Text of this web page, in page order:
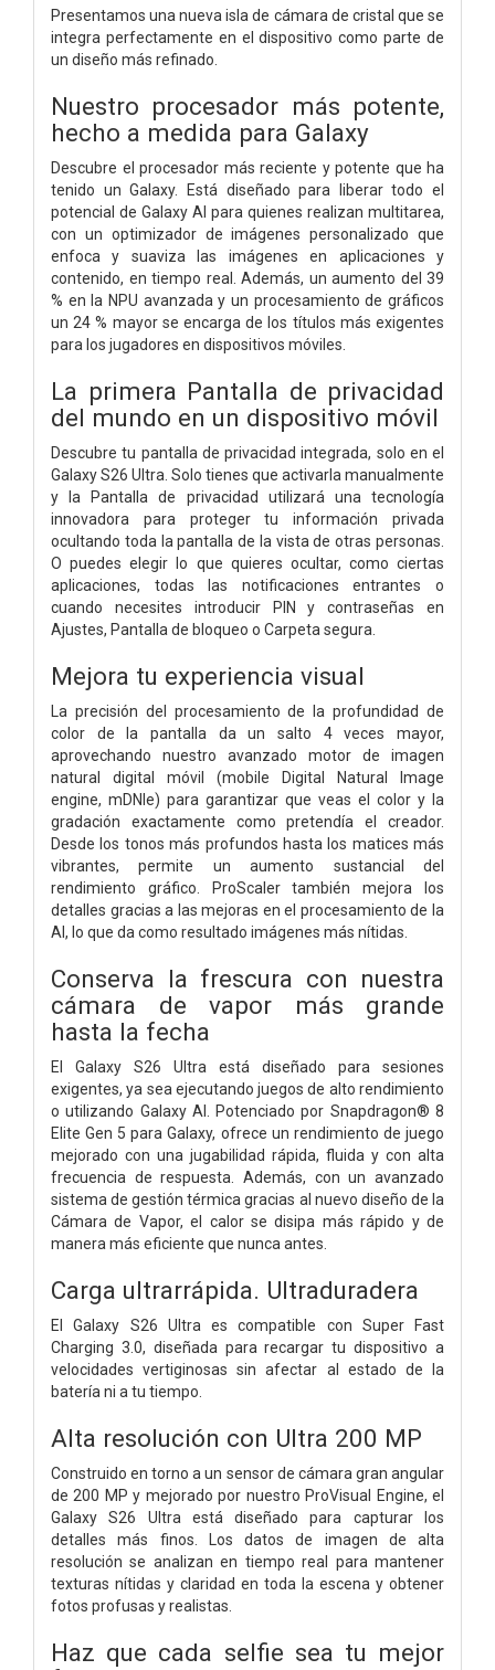
Presentamos una nueva isla de cámara de cristal que se
integra perfectamente en el dispositivo como parte de
un diseño más refinado.
Nuestro procesador más potente,
hecho a medida para Galaxy
Descubre el procesador más reciente y potente que ha
tenido un Galaxy. Está diseñado para liberar todo el
potencial de Galaxy AI para quienes realizan multitarea,
con un optimizador de imágenes personalizado que
enfoca y suaviza las imágenes en aplicaciones y
contenido, en tiempo real. Además, un aumento del 39
% en la NPU avanzada y un procesamiento de gráficos
un 24 % mayor se encarga de los títulos más exigentes
para los jugadores en dispositivos móviles.
La primera Pantalla de privacidad
del mundo en un dispositivo móvil
Descubre tu pantalla de privacidad integrada, solo en el
Galaxy S26 Ultra. Solo tienes que activarla manualmente
y la Pantalla de privacidad utilizará una tecnología
innovadora para proteger tu información privada
ocultando toda la pantalla de la vista de otras personas.
O puedes elegir lo que quieres ocultar, como ciertas
aplicaciones, todas las notificaciones entrantes o
cuando necesites introducir PIN y contraseñas en
Ajustes, Pantalla de bloqueo o Carpeta segura.
Mejora tu experiencia visual
La precisión del procesamiento de la profundidad de
color de la pantalla da un salto 4 veces mayor,
aprovechando nuestro avanzado motor de imagen
natural digital móvil (mobile Digital Natural Image
engine, mDNIe) para garantizar que veas el color y la
gradación exactamente como pretendía el creador.
Desde los tonos más profundos hasta los matices más
vibrantes, permite un aumento sustancial del
rendimiento gráfico. ProScaler también mejora los
detalles gracias a las mejoras en el procesamiento de la
AI, lo que da como resultado imágenes más nítidas.
Conserva la frescura con nuestra
cámara de vapor más grande
hasta la fecha
El Galaxy S26 Ultra está diseñado para sesiones
exigentes, ya sea ejecutando juegos de alto rendimiento
o utilizando Galaxy AI. Potenciado por Snapdragon® 8
Elite Gen 5 para Galaxy, ofrece un rendimiento de juego
mejorado con una jugabilidad rápida, fluida y con alta
frecuencia de respuesta. Además, con un avanzado
sistema de gestión térmica gracias al nuevo diseño de la
Cámara de Vapor, el calor se disipa más rápido y de
manera más eficiente que nunca antes.
Carga ultrarrápida. Ultraduradera
El Galaxy S26 Ultra es compatible con Super Fast
Charging 3.0, diseñada para recargar tu dispositivo a
velocidades vertiginosas sin afectar al estado de la
batería ni a tu tiempo.
Alta resolución con Ultra 200 MP
Construido en torno a un sensor de cámara gran angular
de 200 MP y mejorado por nuestro ProVisual Engine, el
Galaxy S26 Ultra está diseñado para capturar los
detalles más finos. Los datos de imagen de alta
resolución se analizan en tiempo real para mantener
texturas nítidas y claridad en toda la escena y obtener
fotos profusas y realistas.
Haz que cada selfie sea tu mejor